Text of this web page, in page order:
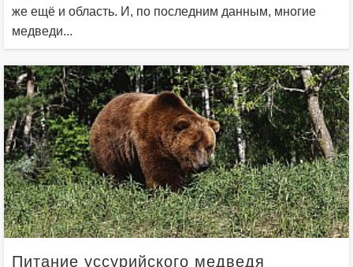
же ещё и область. И, по последним данным, многие
медведи...
Питание уссурийского медведя